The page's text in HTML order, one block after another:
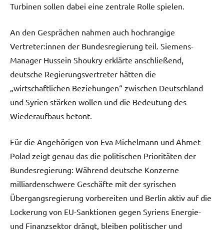
Turbinen sollen dabei eine zentrale Rolle spielen.
An den Gesprächen nahmen auch hochrangige
Vertreter:innen der Bundesregierung teil. Siemens-
Manager Hussein Shoukry erklärte anschließend,
deutsche Regierungsvertreter hätten die
„wirtschaftlichen Beziehungen“ zwischen Deutschland
und Syrien stärken wollen und die Bedeutung des
Wiederaufbaus betont.
Für die Angehörigen von Eva Michelmann und Ahmet
Polad zeigt genau das die politischen Prioritäten der
Bundesregierung: Während deutsche Konzerne
milliardenschwere Geschäfte mit der syrischen
Übergangsregierung vorbereiten und Berlin aktiv auf die
Lockerung von EU-Sanktionen gegen Syriens Energie-
und Finanzsektor drängt, bleiben politischer und